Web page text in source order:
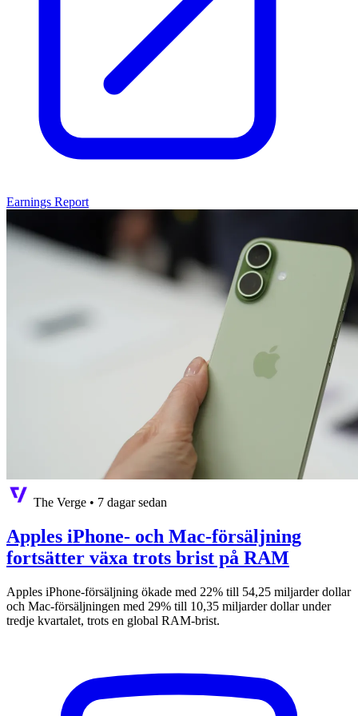
Earnings Report
The Verge • 7 dagar sedan
Apples iPhone- och Mac-försäljning
fortsätter växa trots brist på RAM
Apples iPhone-försäljning ökade med 22% till 54,25 miljarder dollar
och Mac-försäljningen med 29% till 10,35 miljarder dollar under
tredje kvartalet, trots en global RAM-brist.